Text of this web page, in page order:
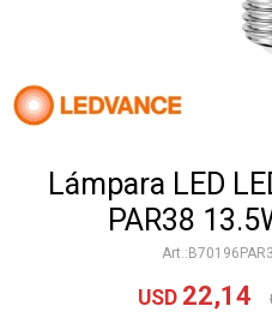
Lámpara LED
PAR38
USD 22,14